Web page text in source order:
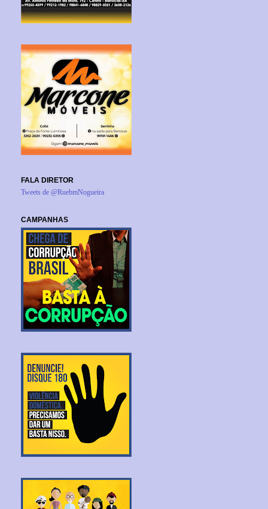
FALA DIRETOR
Tweets de @RuebmNogueira
CAMPANHAS